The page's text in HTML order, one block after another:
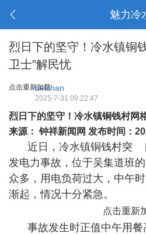
魅力冷
烈日下的坚守！冷水镇铜
卫士”解民忧
点击重新加载
beishan
2025-7-31 09:22:47
烈日下的坚守！冷水镇铜钱村网
来源： 钟祥新闻网 发布时间：
近日，冷水镇铜钱村突
发电力事故，位于吴集道班
众多，用电负荷过大，中午
渐起，情况十分紧急。
点击重新
事故发生时正值中午用